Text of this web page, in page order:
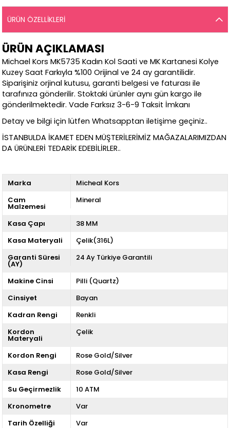
ÜRÜN ÖZELLIKLERI
ÜRÜN AÇIKLAMASI
Michael Kors MK5735 Kadın Kol Saati ve MK Kartanesi Kolye
Kuzey Saat Farkıyla %100 Orijinal ve 24 ay garantilidir.
Siparişiniz orjinal kutusu, garanti belgesi ve faturası ile
tarafınıza gönderilir. Stoktaki ürünler aynı gün kargo ile
gönderilmektedir. Vade Farksız 3-6-9 Taksit İmkanı
Detay ve bilgi için lütfen Whatsapptan iletişime geçiniz..
İSTANBULDA İKAMET EDEN MÜŞTERİLERİMİZ MAĞAZALARIMIZDAN
DA ÜRÜNLERİ TEDARİK EDEBİLİRLER..
Marka
Micheal Kors
Cam
Malzemesi
Mineral
Kasa Çapı
38 MM
Kasa Materyali
Çelik(316L)
Garanti Süresi
(AY)
24 Ay Türkiye Garantili
Makine Cinsi
Pilli (Quartz)
Cinsiyet
Bayan
Kadran Rengi
Renkli
Kordon
Materyali
Çelik
Kordon Rengi
Rose Gold/Silver
Kasa Rengi
Rose Gold/Silver
Su Geçirmezlik
10 ATM
Kronometre
Var
Tarih Özelliği
Var